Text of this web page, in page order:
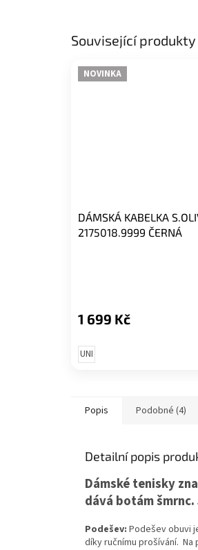
Související produkty
NOVINKA
DÁMSKÁ KABELKA
2175018.9999 ČERNÁ
1 699 Kč
UNI
Popis Podobné (4)
Detailní popis
Dámské tenisky
dává botám
Podešev: Podešev obuvi
díky ručnímu prošívání.